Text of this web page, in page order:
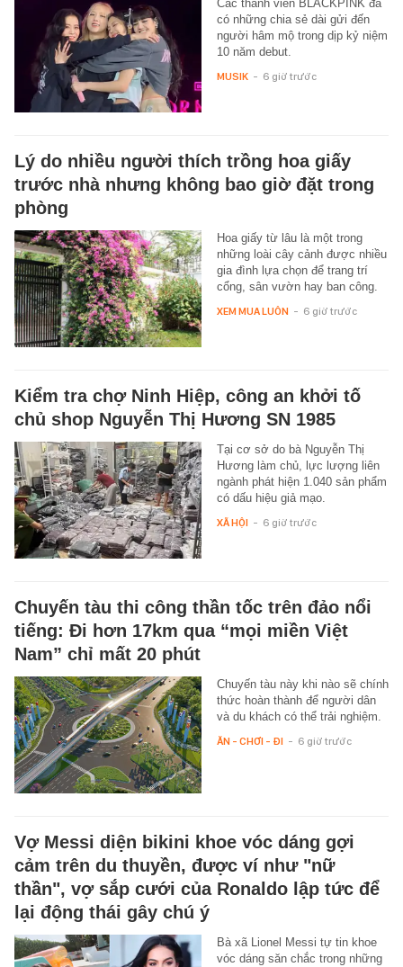
Các thành viên BLACKPINK đã
có những chia sẻ dài gửi đến
người hâm mộ trong dịp kỷ niệm
10 năm debut.
MUSIK - 6 giờ trước
Lý do nhiều người thích trồng hoa giấy
trước nhà nhưng không bao giờ đặt trong
phòng
Hoa giấy từ lâu là một trong
những loài cây cảnh được nhiều
gia đình lựa chọn để trang trí
cổng, sân vườn hay ban công.
XEM MUA LUÔN - 6 giờ trước
Kiểm tra chợ Ninh Hiệp, công an khởi tố
chủ shop Nguyễn Thị Hương SN 1985
Tại cơ sở do bà Nguyễn Thị
Hương làm chủ, lực lượng liên
ngành phát hiện 1.040 sản phẩm
có dấu hiệu giả mạo.
XÃ HỘI - 6 giờ trước
Chuyến tàu thi công thần tốc trên đảo nổi
tiếng: Đi hơn 17km qua “mọi miền Việt
Nam” chỉ mất 20 phút
Chuyến tàu này khi nào sẽ chính
thức hoàn thành để người dân
và du khách có thể trải nghiệm.
ĂN - CHƠI - ĐI - 6 giờ trước
Vợ Messi diện bikini khoe vóc dáng gợi
cảm trên du thuyền, được ví như "nữ
thần", vợ sắp cưới của Ronaldo lập tức để
lại động thái gây chú ý
Bà xã Lionel Messi tự tin khoe
vóc dáng săn chắc trong những